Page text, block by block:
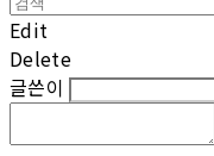
Edit
Delete
글쓴이